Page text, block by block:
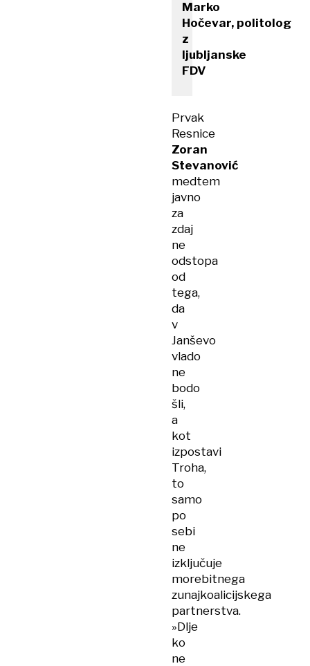
Marko
Hočevar, politolog
z
ljubljanske
FDV
Prvak
Resnice
Zoran
Stevanović
medtem
javno
za
zdaj
ne
odstopa
od
tega,
da
v
Janševo
vlado
ne
bodo
šli,
a
kot
izpostavi
Troha,
to
samo
po
sebi
ne
izključuje
morebitnega
zunajkoalicijskega
partnerstva.
»Dlje
ko
ne